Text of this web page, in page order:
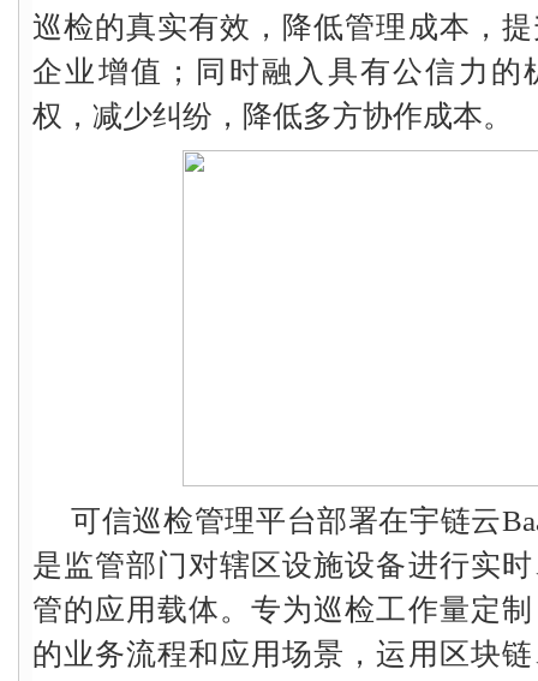
巡检的真实有效，降低管理成本，
企业增值；同时融入具有公信力的
权，减少纠纷，降低多方协作成本。
可信巡检管理平台部署在宇链云
是监管部门对辖区设施设备进行实
管的应用载体。专为巡检工作量定
的业务流程和应用场景，运用区块